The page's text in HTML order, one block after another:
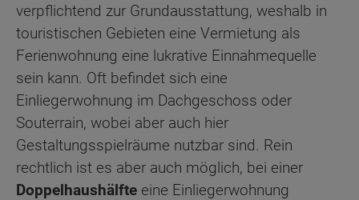
verpflichtend zur Grundausstattung, weshalb in
touristischen Gebieten eine Vermietung als
Ferienwohnung eine lukrative Einnahmequelle
sein kann. Oft befindet sich eine
Einliegerwohnung im Dachgeschoss oder
Souterrain, wobei aber auch hier
Gestaltungsspielräume nutzbar sind. Rein
rechtlich ist es aber auch möglich, bei einer
Doppelhaushälfte eine Einliegerwohnung